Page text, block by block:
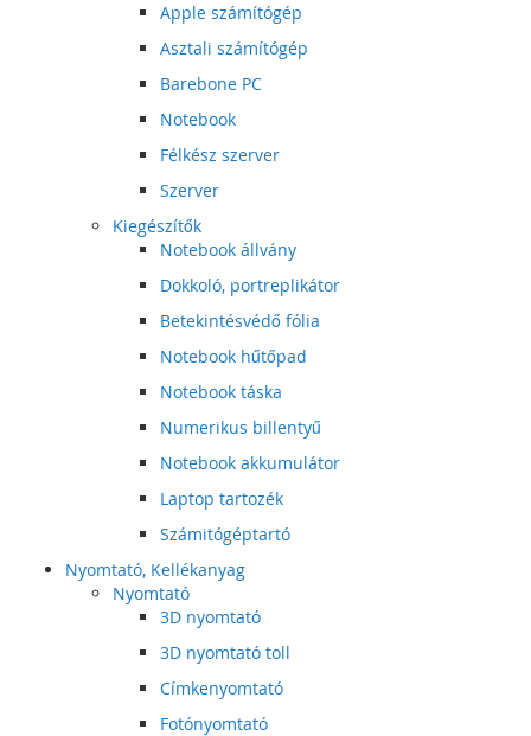
Apple számítógép
Asztali számítógép
Barebone PC
Notebook
Félkész szerver
Szerver
Kiegészítők
Notebook állvány
Dokkoló, portreplikátor
Betekintésvédő fólia
Notebook hűtőpad
Notebook táska
Numerikus billentyű
Notebook akkumulátor
Laptop tartozék
Számitógéptartó
Nyomtató, Kellékanyag
Nyomtató
3D nyomtató
3D nyomtató toll
Címkenyomtató
Fotónyomtató